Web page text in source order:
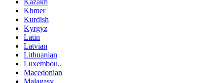
Kazakh
Khmer
Kurdish
Kyrgyz
Latin
Latvian
Lithuanian
Luxembou..
Macedonian